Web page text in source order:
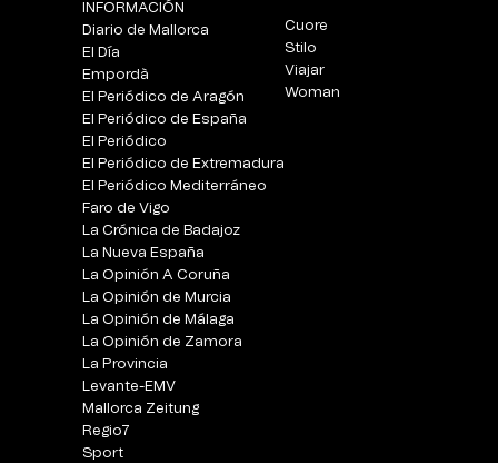
INFORMACIÓN
Diario de Mallorca
El Día
Empordà
El Periódico de Aragón
El Periódico de España
El Periódico
El Periódico de Extremadura
El Periódico Mediterráneo
Faro de Vigo
La Crónica de Badajoz
La Nueva España
La Opinión A Coruña
La Opinión de Murcia
La Opinión de Málaga
La Opinión de Zamora
La Provincia
Levante-EMV
Mallorca Zeitung
Regio7
Sport
Cuore
Stilo
Viajar
Woman